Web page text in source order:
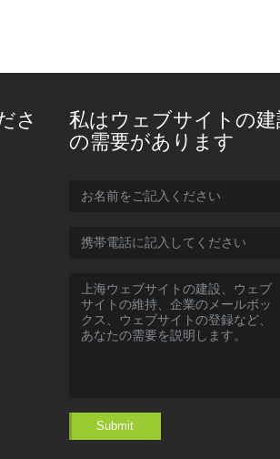
さ
私はウェブサイトの建
の需要があります
Submit